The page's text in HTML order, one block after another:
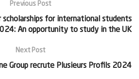
Previous Post
for international students
An opportunity to study in the UK
Next Post
Group recrute Plusieurs Profils 2024